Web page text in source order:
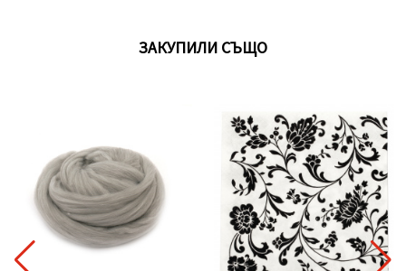
ЗАКУПИЛИ СЪЩО